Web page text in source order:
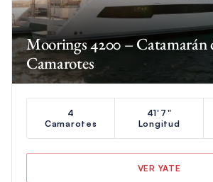
Moorings 4200 – Catamarán
Camarotes
4
Camarotes
41'7"
Longitud
VER YATE